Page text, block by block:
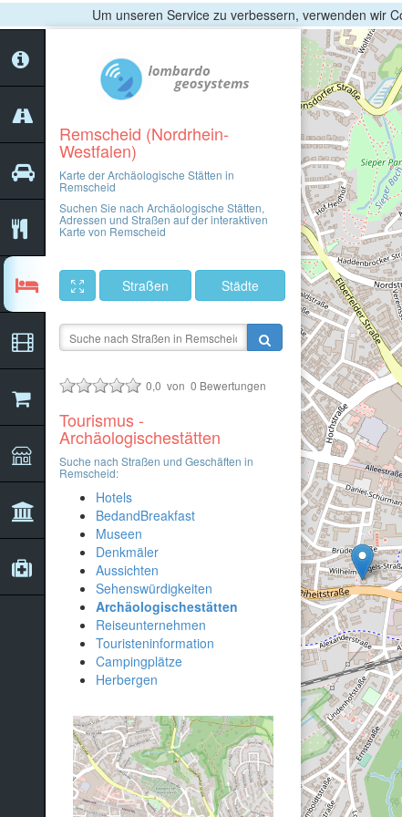
Um unseren Service zu verbessern, verwenden wir
Remscheid (Nordrhein-
Westfalen)
Karte der Archäologische Stätten in
Remscheid
Suchen Sie nach Archäologische Stätten,
Adressen und Straßen auf der interaktiven
Karte von Remscheid
Straßen Städte
0,0 von 0 Bewertungen
Tourismus -
Archäologischestätten
Suche nach Straßen und Geschäften in
Remscheid:
Hotels
BedandBreakfast
Museen
Denkmäler
Aussichten
Sehenswürdigkeiten
Archäologischestätten
Reiseunternehmen
Touristeninformation
Campingplätze
Herbergen